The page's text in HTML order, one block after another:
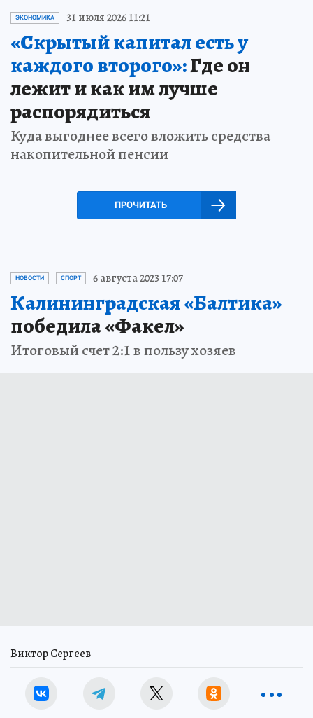
ЭКОНОМИКА 31 июля 2026 11:21
«Скрытый капитал есть у
каждого второго»:Где он
лежит и как им лучше
распорядиться
Куда выгоднее всего вложить средства
накопительной пенсии
ПРОЧИТАТЬ
НОВОСТИ СПОРТ 6 августа 2023 17:07
Калининградская «Балтика»
победила «Факел»
Итоговый счет 2:1 в пользу хозяев
Виктор Сергеев